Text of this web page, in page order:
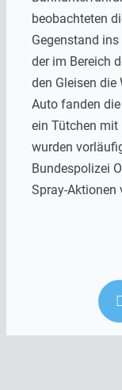
beobachteten
Gegenstand
der im Bereich
den Gleisen die
Auto fanden
ein Tütchen mit
wurden
Bundespolizei
Spray-Aktionen